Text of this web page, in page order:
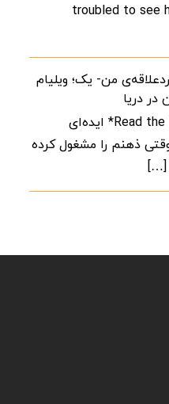
troubled to see
من- یک؛ ویلیام
در دریا
Read the English version* ایده‌ای
ذهنم را مشغول کرده
[…]